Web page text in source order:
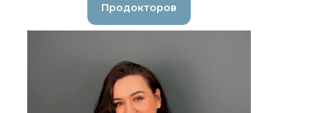
Продокторов